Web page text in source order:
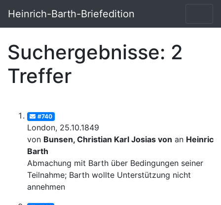
Heinrich-Barth-Briefedition
Suchergebnisse: 2
Treffer
#740
London, 25.10.1849
von Bunsen, Christian Karl Josias von an Heinrich
Barth
Abmachung mit Barth über Bedingungen seiner
Teilnahme; Barth wollte Unterstützung nicht
annehmen